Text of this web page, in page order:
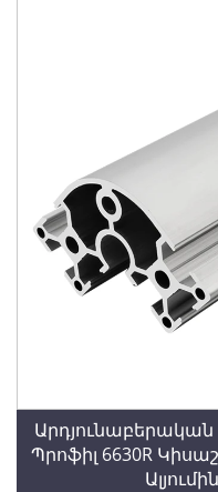
Արդյունաբերական
Պրոֆիլ 6630R